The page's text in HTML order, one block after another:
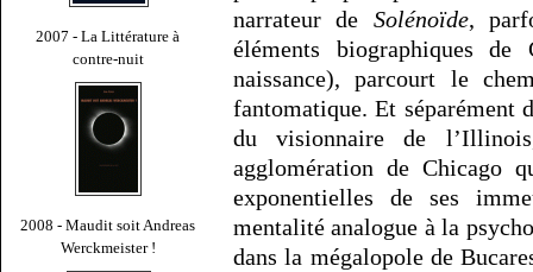
2007 - La Littérature à
contre-nuit
2008 - Maudit soit Andreas
Werckmeister !
narrateur de Solénoïde,
éléments biographiques
naissance), parcourt le
fantomatique. Et séparément
du visionnaire de
agglomération de Chicago
exponentielles de ses
mentalité analogue à la
dans la mégalopole de